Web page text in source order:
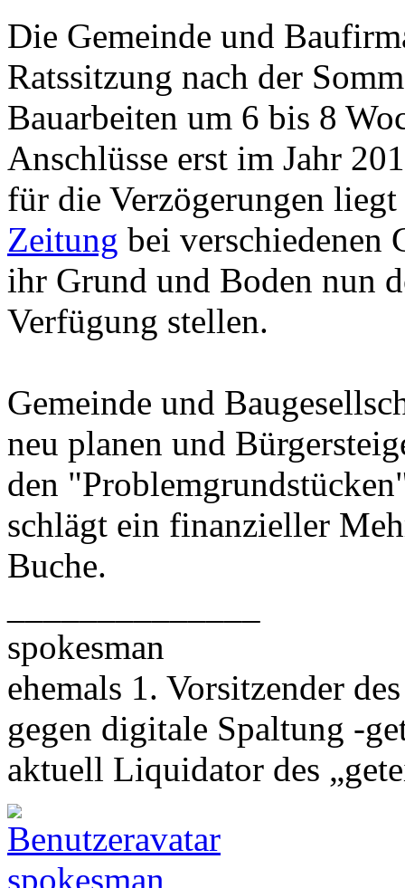
Die Gemeinde und
Ratssitzung nach der
Bauarbeiten um 6 bis 8
Anschlüsse erst im Jahr
für die Verzögerungen
Zeitung bei verschiedenen
ihr Grund und Boden nun
Verfügung stellen.
Gemeinde und
neu planen und
den
schlägt ein finanzieller
Buche.
spokesman
ehemals 1. Vorsitzender
gegen digitale Spaltung -
aktuell Liquidator des
spokesman